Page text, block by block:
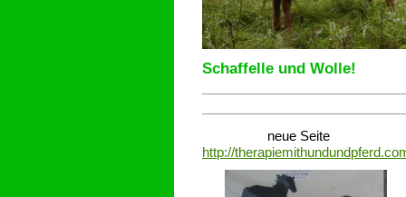
Schaffelle und Wolle!
neue Seite
http://